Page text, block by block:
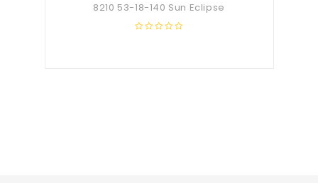
8210 53-18-140 Sun Eclipse